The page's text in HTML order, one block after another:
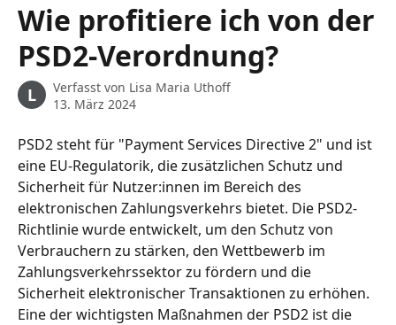
Wie profitiere ich von der
PSD2-Verordnung?
L Verfasst von Lisa Maria Uthoff
13. März 2024
PSD2 steht für "Payment Services Directive 2" und ist
eine EU-Regulatorik, die zusätzlichen Schutz und
Sicherheit für Nutzer:innen im Bereich des
elektronischen Zahlungsverkehrs bietet. Die PSD2-
Richtlinie wurde entwickelt, um den Schutz von
Verbrauchern zu stärken, den Wettbewerb im
Zahlungsverkehrssektor zu fördern und die
Sicherheit elektronischer Transaktionen zu erhöhen.
Eine der wichtigsten Maßnahmen der PSD2 ist die